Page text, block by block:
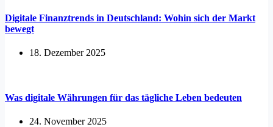
Digitale Finanztrends in Deutschland: Wohin sich der Markt
bewegt
18. Dezember 2025
Was digitale Währungen für das tägliche Leben bedeuten
24. November 2025